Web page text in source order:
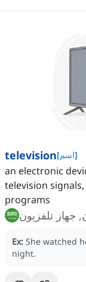
television[اسم]
an electronic
television
programs
جهاز تلفزيون
Ex: She watched
night.